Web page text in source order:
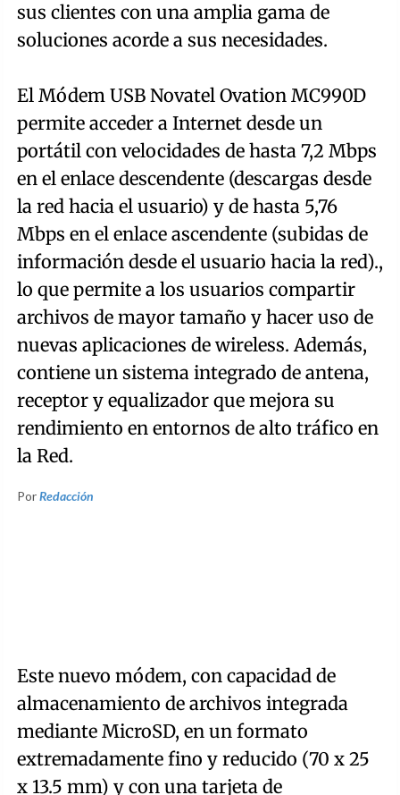
sus clientes con una amplia gama de
soluciones acorde a sus necesidades.
El Módem USB Novatel Ovation MC990D
permite acceder a Internet desde un
portátil con velocidades de hasta 7,2 Mbps
en el enlace descendente (descargas desde
la red hacia el usuario) y de hasta 5,76
Mbps en el enlace ascendente (subidas de
información desde el usuario hacia la red).,
lo que permite a los usuarios compartir
archivos de mayor tamaño y hacer uso de
nuevas aplicaciones de wireless. Además,
contiene un sistema integrado de antena,
receptor y equalizador que mejora su
rendimiento en entornos de alto tráfico en
la Red.
PorRedacción
Este nuevo módem, con capacidad de
almacenamiento de archivos integrada
mediante MicroSD, en un formato
extremadamente fino y reducido (70 x 25
x 13.5 mm) y con una tarjeta de